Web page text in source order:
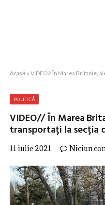
Acasă » VIDEO// În Marea Britanie,
POLITICĂ
VIDEO// În Marea
transportați la secția
11 iulie 2021 Niciun